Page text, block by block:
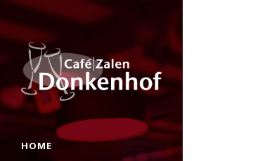
HOME